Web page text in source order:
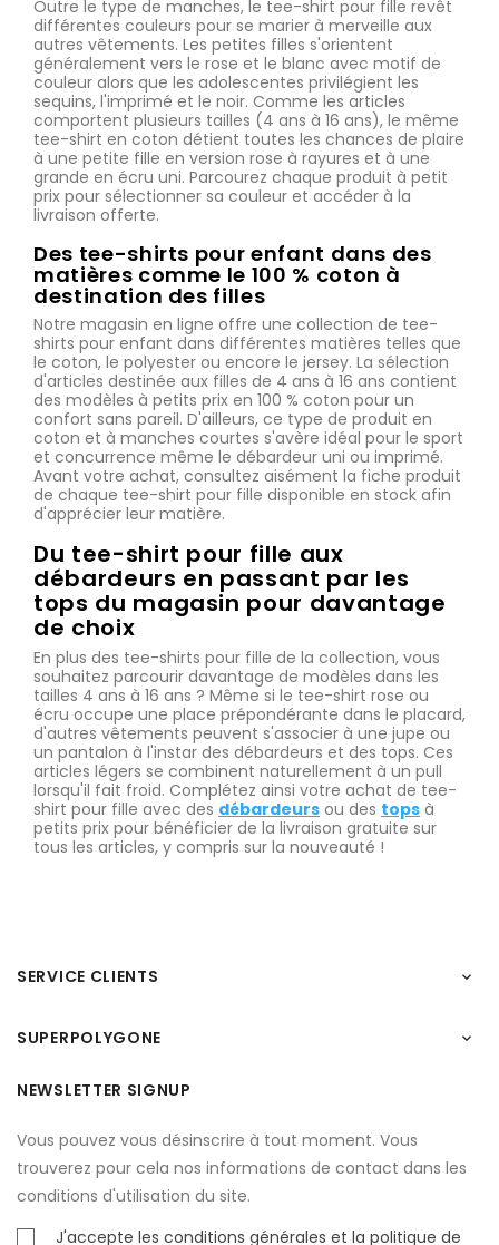
Outre le type de manches, le tee-shirt pour fille revêt
différentes couleurs pour se marier à merveille aux
autres vêtements. Les petites filles s'orientent
généralement vers le rose et le blanc avec motif de
couleur alors que les adolescentes privilégient les
sequins, l'imprimé et le noir. Comme les articles
comportent plusieurs tailles (4 ans à 16 ans), le même
tee-shirt en coton détient toutes les chances de plaire
à une petite fille en version rose à rayures et à une
grande en écru uni. Parcourez chaque produit à petit
prix pour sélectionner sa couleur et accéder à la
livraison offerte.
Des tee-shirts pour enfant dans des
matières comme le 100 % coton à
destination des filles
Notre magasin en ligne offre une collection de tee-
shirts pour enfant dans différentes matières telles que
le coton, le polyester ou encore le jersey. La sélection
d'articles destinée aux filles de 4 ans à 16 ans contient
des modèles à petits prix en 100 % coton pour un
confort sans pareil. D'ailleurs, ce type de produit en
coton et à manches courtes s'avère idéal pour le sport
et concurrence même le débardeur uni ou imprimé.
Avant votre achat, consultez aisément la fiche produit
de chaque tee-shirt pour fille disponible en stock afin
d'apprécier leur matière.
Du tee-shirt pour fille aux
débardeurs en passant par les
tops du magasin pour davantage
de choix
En plus des tee-shirts pour fille de la collection, vous
souhaitez parcourir davantage de modèles dans les
tailles 4 ans à 16 ans ? Même si le tee-shirt rose ou
écru occupe une place prépondérante dans le placard,
d'autres vêtements peuvent s'associer à une jupe ou
un pantalon à l'instar des débardeurs et des tops. Ces
articles légers se combinent naturellement à un pull
lorsqu'il fait froid. Complétez ainsi votre achat de tee-
shirt pour fille avec des débardeurs ou des tops à
petits prix pour bénéficier de la livraison gratuite sur
tous les articles, y compris sur la nouveauté !
SERVICE CLIENTS 
SUPERPOLYGONE 
NEWSLETTER SIGNUP
Vous pouvez vous désinscrire à tout moment. Vous
trouverez pour cela nos informations de contact dans les
conditions d'utilisation du site.
J'accepte les conditions générales et la politique de